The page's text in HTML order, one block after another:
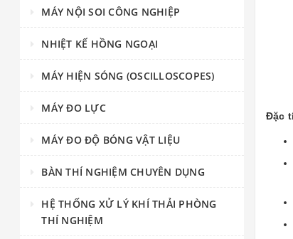
Đặc
MÁY NỘI SOI CÔNG NGHIỆP
NHIỆT KẾ HỒNG NGOẠI
MÁY HIỆN SÓNG (OSCILLOSCOPES)
MÁY ĐO LỰC
MÁY ĐO ĐỘ BÓNG VẬT LIỆU
BÀN THÍ NGHIỆM CHUYÊN DỤNG
HỆ THỐNG XỬ LÝ KHÍ THẢI PHÒNG
THÍ NGHIỆM